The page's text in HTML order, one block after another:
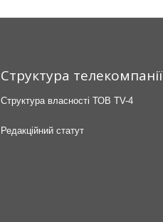
Структура телекомпанії
Структура власності ТОВ TV-4
Редакційний статут